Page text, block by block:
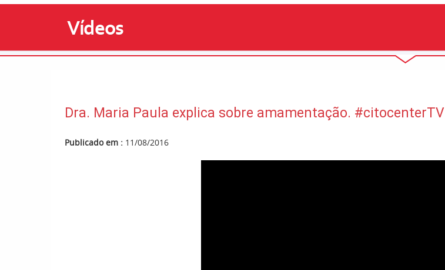
Vídeos
Dra. Maria Paula explica sobre amamentação. #citocenterTV
Publicado em : 11/08/2016